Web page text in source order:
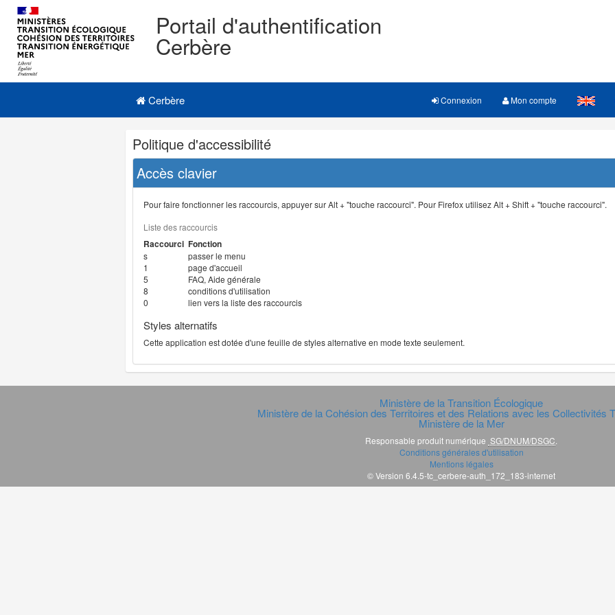
Portail d'authentification
Cerbère
Navigation
Menu principal
Cerbère Connexion Mon compte
Navigation
et
outils
annexes
Politique d'accessibilité
Accès clavier
Pour faire fonctionner les raccourcis, appuyer sur Alt + "touche raccourci". Pour Firefox utilisez Alt + Shift + "touche raccourci".
Liste des raccourcis
Raccourci Fonction
s
passer le menu
1
page d'accueil
5
FAQ, Aide générale
8
conditions d'utilisation
0
lien vers la liste des raccourcis
Styles alternatifs
Cette application est dotée d'une feuille de styles alternative en mode texte seulement.
Ministère de la Transition Écologique
Ministère de la Cohésion des Territoires et des Relations avec les Collectivités
Ministère de la Mer
Responsable produit numérique SG/DNUM/DSGC
Conditions générales d'utilisation
Mentions légales
© Version 6.4.5-tc_cerbere-auth_172_183-internet